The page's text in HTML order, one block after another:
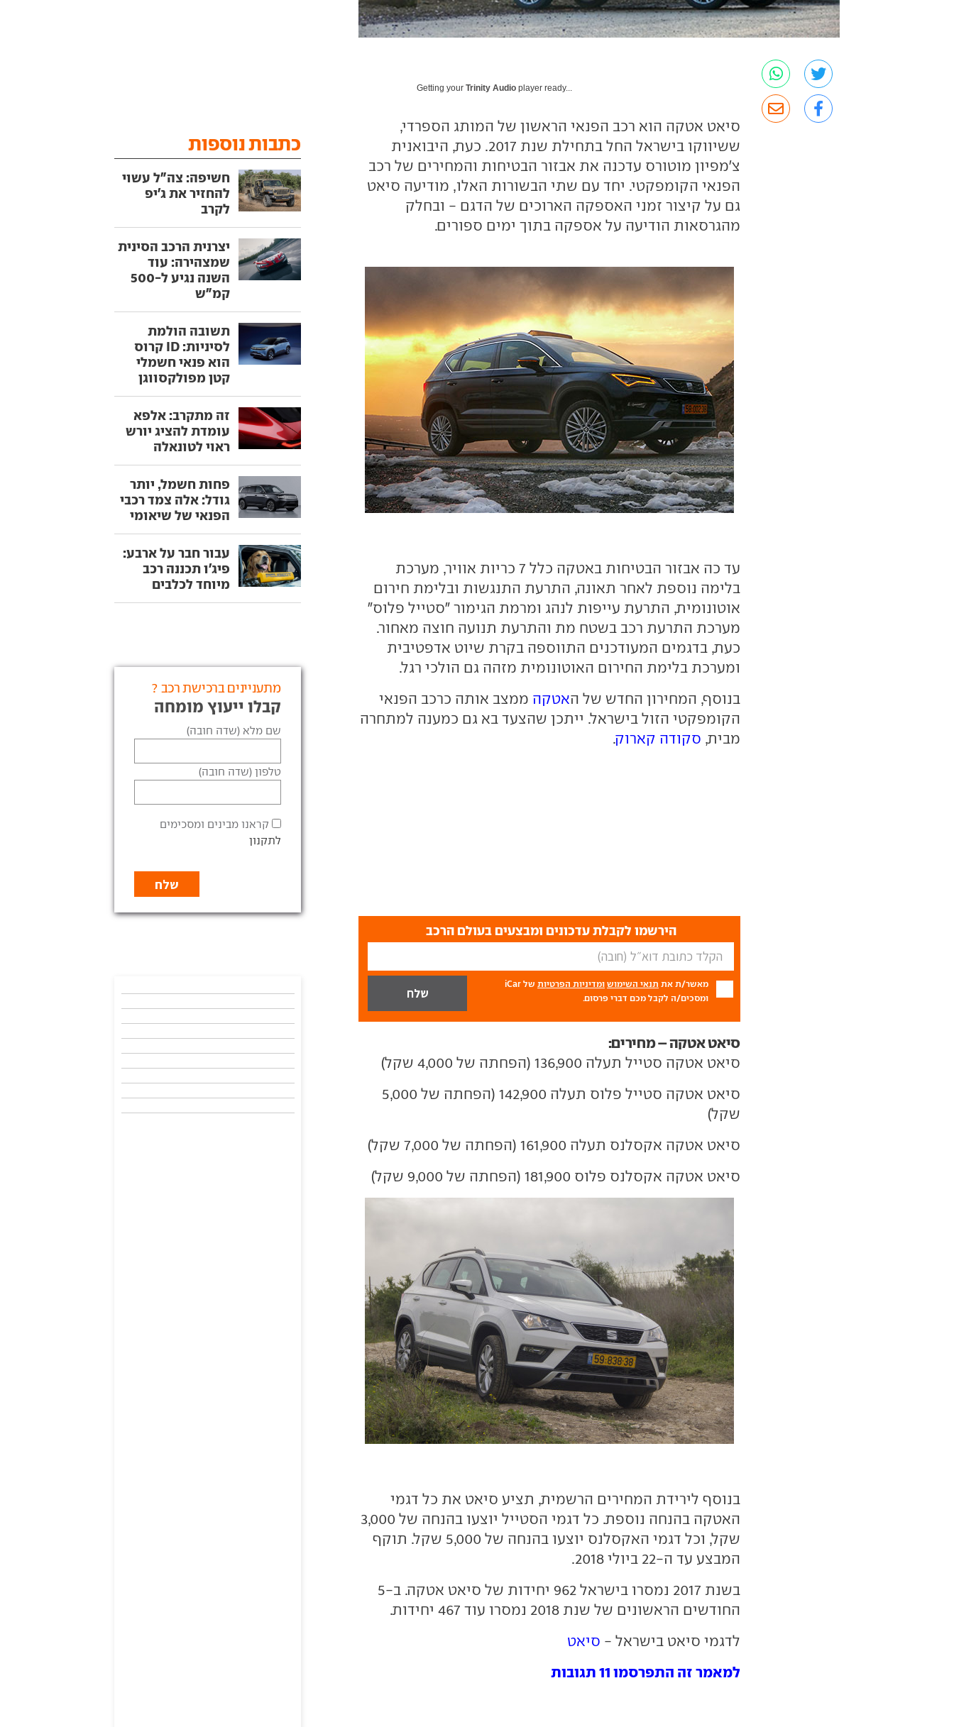
Getting yourTrinity Audio player ready...
סיאט אטקה הוא רכב הפנאי הראשון של המותג הספרדי,
ששיווקו בישראל החל בתחילת שנת 2017. כעת, היבואנית
צ'מפיון מוטורס עדכנה את אבזור הבטיחות והמחירים של רכב
הפנאי הקומפקטי. יחד עם שתי הבשורות האלו, מודיעה סיאט
גם על קיצור זמני האספקה הארוכים של הדגם - ובחלק
מהגרסאות הודיעה על אספקה בתוך ימים ספורים.
עד כה אבזור הבטיחות באטקה כלל 7 כריות אוויר, מערכת
בלימה נוספת לאחר תאונה, התרעת התנגשות ובלימת חירום
אוטונומית, התרעת עייפות לנהג ומרמת הגימור "סטייל פלוס"
מערכת התרעת רכב בשטח מת והתרעת תנועה חוצה מאחור.
כעת, בדגמים המעודכנים התווספה בקרת שיוט אדפטיבית
ומערכת בלימת החירום האוטונומית מזהה גם הולכי רגל.
בנוסף, המחירון החדש של האטקה ממצב אותה כרכב הפנאי
הקומפקטי הזול בישראל. ייתכן שהצעד בא גם כמענה למתחרה
מבית, סקודה קארוק.
הירשמו לקבלת עדכונים ומבצעים בעולם הרכב
מאשר/ת את תנאי השימוש ומדיניות הפרטיות
של iCar
ומסכים/ה לקבל מכם דברי פרסום.
סיאט אטקה – מחירים:
סיאט אטקה סטייל תעלה 136,900 (הפחתה של 4,000 שקל)
סיאט אטקה סטייל פלוס תעלה 142,900 (הפחתה של 5,000
שקל)
סיאט אטקה אקסלנס תעלה 161,900 (הפחתה של 7,000 שקל)
סיאט אטקה אקסלנס פלוס 181,900 (הפחתה של 9,000 שקל)
בנוסף לירידת המחירים הרשמית, תציע סיאט את כל דגמי
האטקה בהנחה נוספת. כל דגמי הסטייל יוצעו בהנחה של 3,000
שקל, וכל דגמי האקסלנס יוצעו בהנחה של 5,000 שקל. תוקף
המבצע עד ה-22 ביולי 2018.
בשנת 2017 נמסרו בישראל 962 יחידות של סיאט אטקה. ב-5
החודשים הראשונים של שנת 2018 נמסרו עוד 467 יחידות.
לדגמי סיאט בישראל - סיאט
למאמר זה התפרסמו 11 תגובות
כתבות נוספות
חשיפה: צה"ל עשוי
להחזיר את ג'יפ
לקרב
יצרנית הרכב הסינית
שמצהירה: עוד
השנה נגיע ל-500
קמ"ש
תשובה הולמת
לסיניות: ID קרוס
הוא פנאי חשמלי
קטן מפולקסווגן
זה מתקרב: אלפא
עומדת להציג יורש
ראוי לטונאלה
פחות חשמל, יותר
גודל: אלה צמד רכבי
הפנאי של שיאומי
עבור חבר על ארבע:
פיג'ו תכננה רכב
מיוחד לכלבים
מתעניינים ברכישת רכב ?
קבלו ייעוץ מומחה
שם מלא (שדה חובה)
טלפון (שדה חובה)
קראנו מבינים ומסכימים
לתקנון